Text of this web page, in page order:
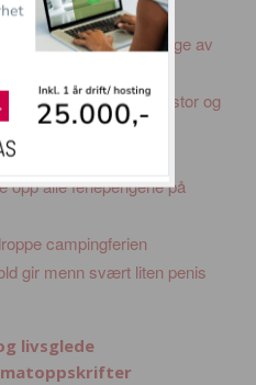
kan parkere
de som er avhengige av
datter Bindi har blitt stor og
bruke solkrem
opp alle feriepengene på
campingferien
gir menn svært liten penis
livsglede
matoppskrifter